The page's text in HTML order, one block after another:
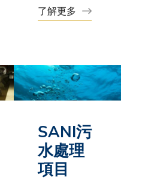
了解更多
SANI污
水處理
項目